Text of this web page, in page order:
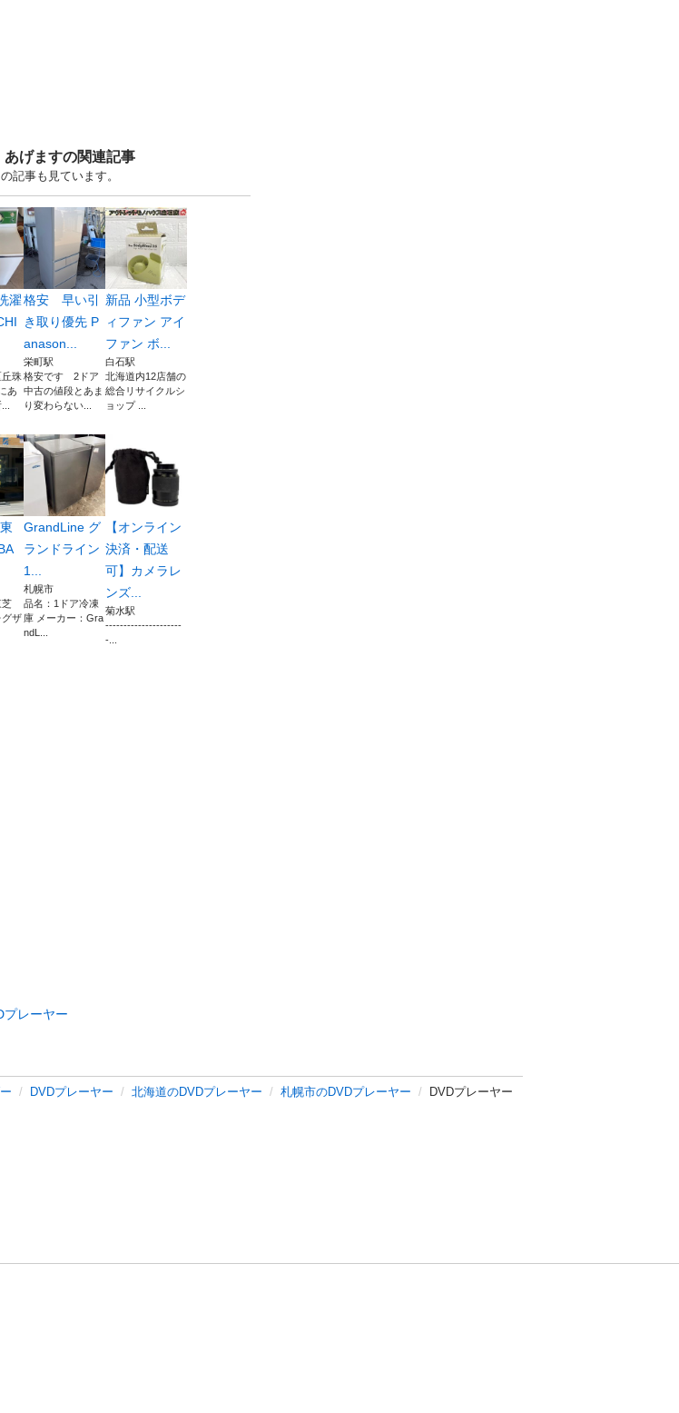
げますの関連記事
記事も見ています。
濯
珠
あ
格安 早い引
き取り優先 P
anason...
栄町駅
格安です 2ドア
中古の値段とあま
り変わらない...
新品 小型ボデ
ィファン アイ
ファン ボ...
白石駅
北海道内12店舗の
総合リサイクルシ
ョップ ...
芝
ザ
GrandLine グ
ランドライン
1...
札幌市
品名：1ドア冷凍
庫 メーカー：Gra
ndL...
【オンライン
決済・配送
可】カメラレ
ンズ...
菊水駅
---------------------
-...
プレーヤー
DVDプレーヤー 北海道のDVDプレーヤー 札幌市のDVDプレーヤー DVDプレーヤー